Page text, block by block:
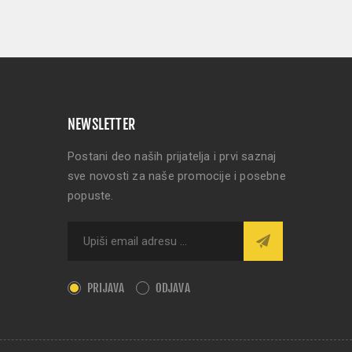
NEWSLETTER
Postani deo naših prijatelja i prvi saznaj
sve novosti za naše promocije i posebne
popuste.
PRIJAVA ODJAVA